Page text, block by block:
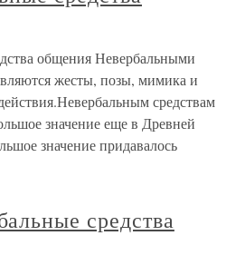
общения Невербальными
жесты, позы, мимика и
средствам
значение еще в Древней
значение придавалось
средства